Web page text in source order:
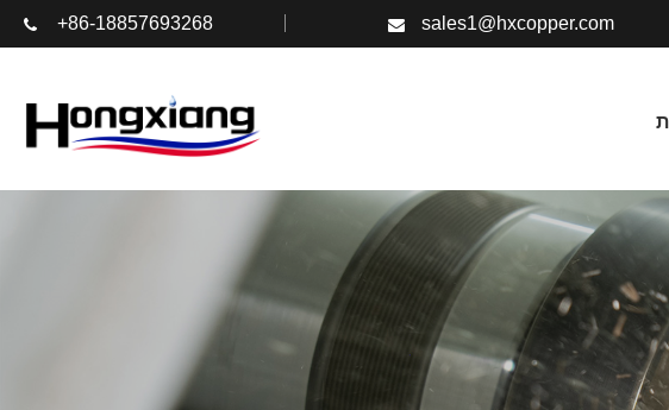
+86-18857693268 sales1@hxcopper.com